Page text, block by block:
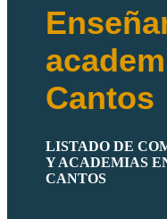
Cantos
LISTADO DE
Y ACADEMIAS
CANTOS